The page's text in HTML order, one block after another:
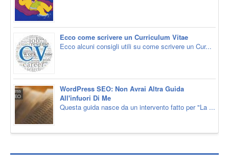
Ecco come scrivere un Curriculum Vitae
Ecco alcuni consigli utili su come scrivere un Cur...
WordPress SEO: Non Avrai Altra Guida
All'infuori Di Me
Questa guida nasce da un intervento fatto per "La ...